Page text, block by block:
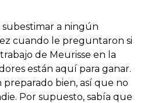
subestimar a ningún
cuando le preguntaron si
de Meurisse en la
están aquí para ganar.
preparado bien, así que no
Por supuesto, sabía que